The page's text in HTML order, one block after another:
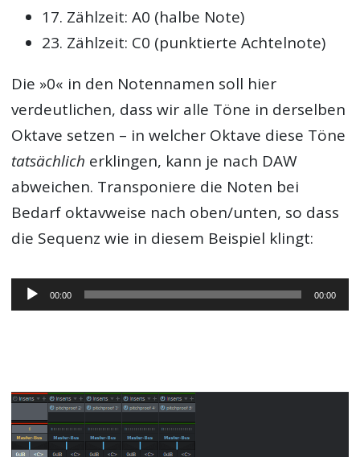
17. Zählzeit: A0 (halbe Note)
23. Zählzeit: C0 (punktierte Achtelnote)
Die »0« in den Notennamen soll hier
verdeutlichen, dass wir alle Töne in derselben
Oktave setzen – in welcher Oktave diese Töne
tatsächlich erklingen, kann je nach DAW
abweichen. Transponiere die Noten bei
Bedarf oktavweise nach oben/unten, so dass
die Sequenz wie in diesem Beispiel klingt:
Audio-
Player
00:00 00:00